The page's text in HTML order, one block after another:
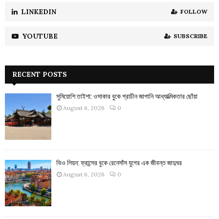
LINKEDIN FOLLOW
YOUTUBE SUBSCRIBE
RECENT POSTS
সুমিয়োশি তাইশা: ওসাকার বুকে প্রাচীন জাপানি আধ্যাত্মিকতার ছোঁয়া
August 6, 2026 0
ভিও লিয়ন: ফ্রান্সের বুকে রেনেসাঁস যুগের এক জীবন্ত জাদুঘর
August 6, 2026 0